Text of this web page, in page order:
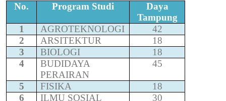
No. Program Studi
Daya
Tampung
1
AGROTEKNOLOGI
42
2
ARSITEKTUR
18
3
BIOLOGI
18
4
BUDIDAYA
PERAIRAN
45
5 FISIKA
18
6
ILMU SOSIAL
30